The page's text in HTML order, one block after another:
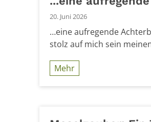
20. Juni 2026
…eine aufregende
stolz auf mich sein
Mehr